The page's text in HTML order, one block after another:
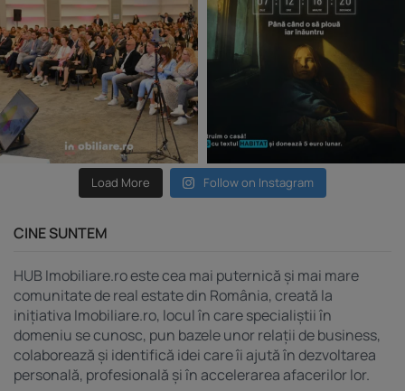
Load More Follow on Instagram
CINE SUNTEM
HUB Imobiliare.ro este cea mai puternică și mai mare
comunitate de real estate din România, creată la
inițiativa Imobiliare.ro, locul în care specialiștii în
domeniu se cunosc, pun bazele unor relații de business,
colaborează și identifică idei care îi ajută în dezvoltarea
personală, profesională și în accelerarea afacerilor lor.